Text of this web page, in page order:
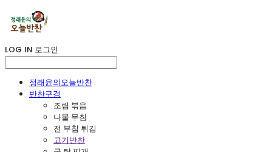
LOG IN 로그인
정래윤의오늘반찬
반찬구경
조림 볶음
나물 무침
전 부침 튀김
고기반찬